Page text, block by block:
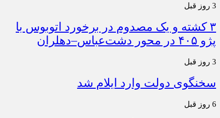
3 روز قبل
۳ کشته و یک مصدوم در برخورد اتوبوس با
پژو ۴۰۵ در محور دشت‌عباس–دهلران
3 روز قبل
سخنگوی دولت وارد ایلام شد
6 روز قبل